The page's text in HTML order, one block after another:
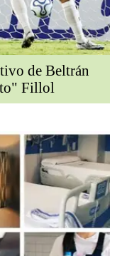
de Beltrán
Fillol